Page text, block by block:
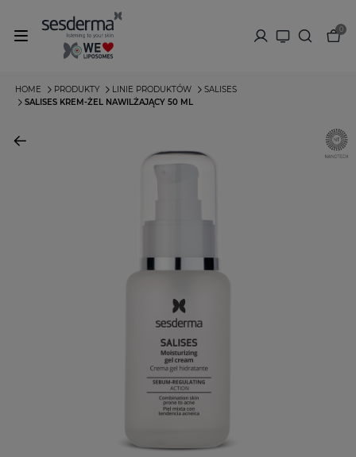
0
HOME PRODUKTY LINIE PRODUKTÓW
SALISES
SALISES KREM-ŻEL NAWILŻAJĄCY 50 ML